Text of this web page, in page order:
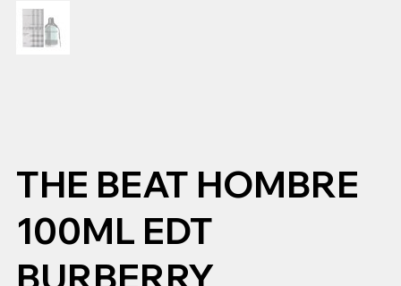
THE BEAT HOMBRE
100ML EDT